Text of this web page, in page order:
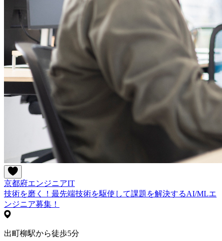
京都府エンジニアIT
技術を磨く！最先端技術を駆使して課題を解決するAI/MLエ
ンジニア募集！
出町柳駅から徒歩5分